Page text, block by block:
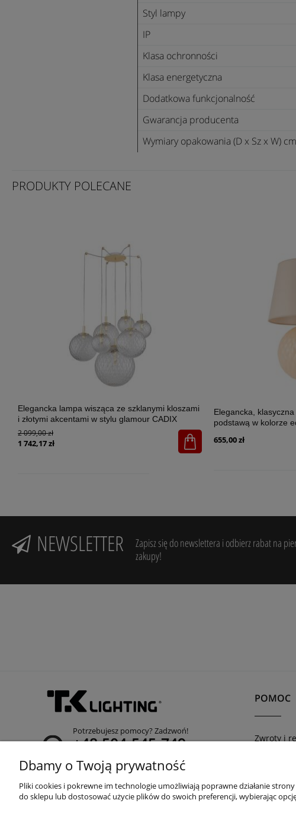
Styl lampy
IP
Klasa ochronności
Klasa energetyczna
Dodatkowa funkcjonalność
Gwarancja producenta
Wymiary opakowania (D x Sz x W) cm
PRODUKTY POLECANE
Elegancka lampa wisząca ze szklanymi kloszami
i złotymi akcentami w stylu glamour CADIX
GOLD 7xG9 - 4608
2 099,00 zł
1 742,17 zł
Elegancka,
podstawą w kolorze
655,00 zł
NEWSLETTER
Zapisz się do newslettera i odbierz rabat na
zakupy!
Potrzebujesz pomocy? Zadzwoń!
+48 504-545-749
(infolinia czynna poniedziałek - piątek od 8:00 do
15:00)
adres:
ul. Przemysłowa 11a, 75-216 Koszalin
POMOC
Zwroty i
Dbamy o Twoją prywatność
Pliki cookies i pokrewne im technologie umożliwiają poprawne działanie
do sklepu lub dostosować użycie plików do swoich preferencji, wybierając